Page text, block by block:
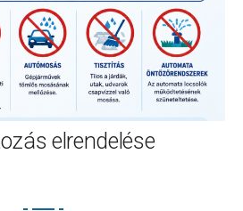
elrendelése